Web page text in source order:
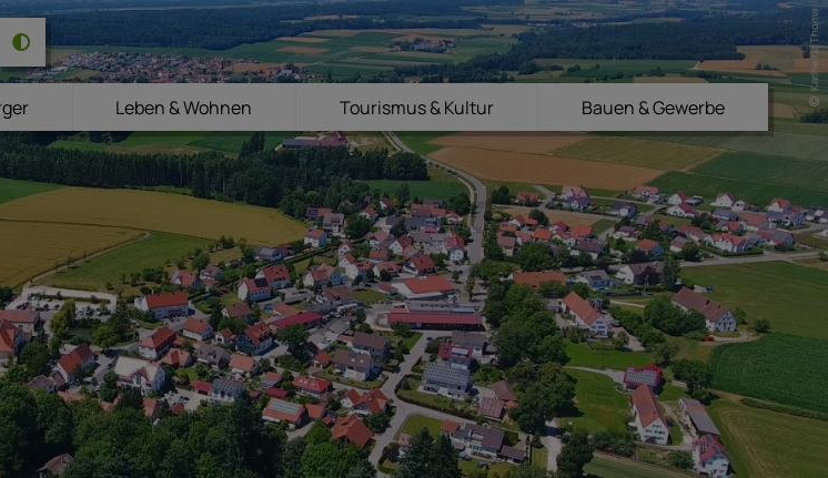
Leben & Wohnen Tourismus & Kultur Bauen & Gewerbe
Karlheinz Thoma